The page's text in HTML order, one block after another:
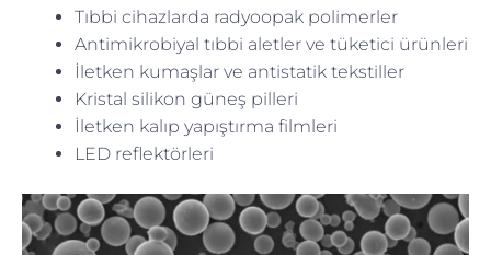
Tıbbi cihazlarda radyoopak polimerler
Antimikrobiyal tıbbi aletler ve tüketici ürünleri
İletken kumaşlar ve antistatik tekstiller
Kristal silikon güneş pilleri
İletken kalıp yapıştırma filmleri
LED reflektörleri